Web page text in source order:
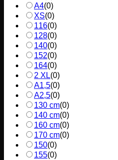
A4(0)
XS(0)
116(0)
128(0)
140(0)
152(0)
164(0)
2 XL(0)
A1,5(0)
A2,5(0)
130 cm(0)
140 cm(0)
160 cm(0)
170 cm(0)
150(0)
155(0)